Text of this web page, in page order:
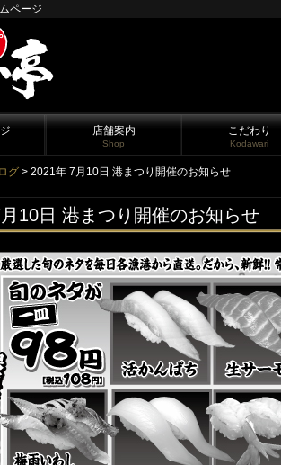
ページ
店舗案内
Shop
こだわり
Kodawari
グ > 2021年 7月10日 港まつり開催のお知らせ
10日 港まつり開催のお知らせ